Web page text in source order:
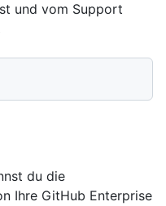
und vom Support
du die
Ihre GitHub Enterprise